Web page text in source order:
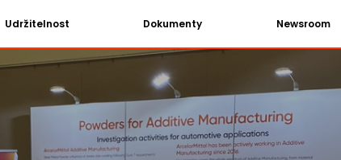
Udržitelnost Dokumenty Newsroom